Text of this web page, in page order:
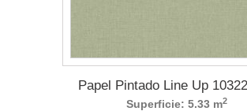
Papel Pintado Line Up
Superficie: 5.33 m2